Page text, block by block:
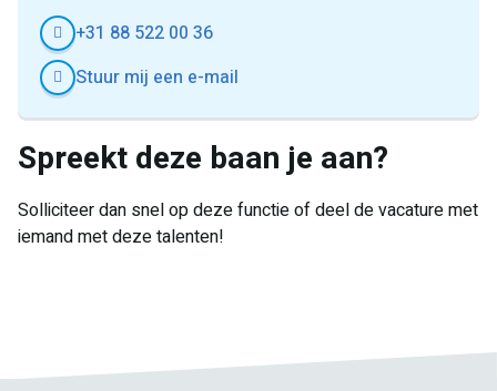
+31 88 522 00 36
Stuur mij een e-mail
Spreekt deze baan je aan?
Solliciteer dan snel op deze functie of deel de vacature met
iemand met deze talenten!